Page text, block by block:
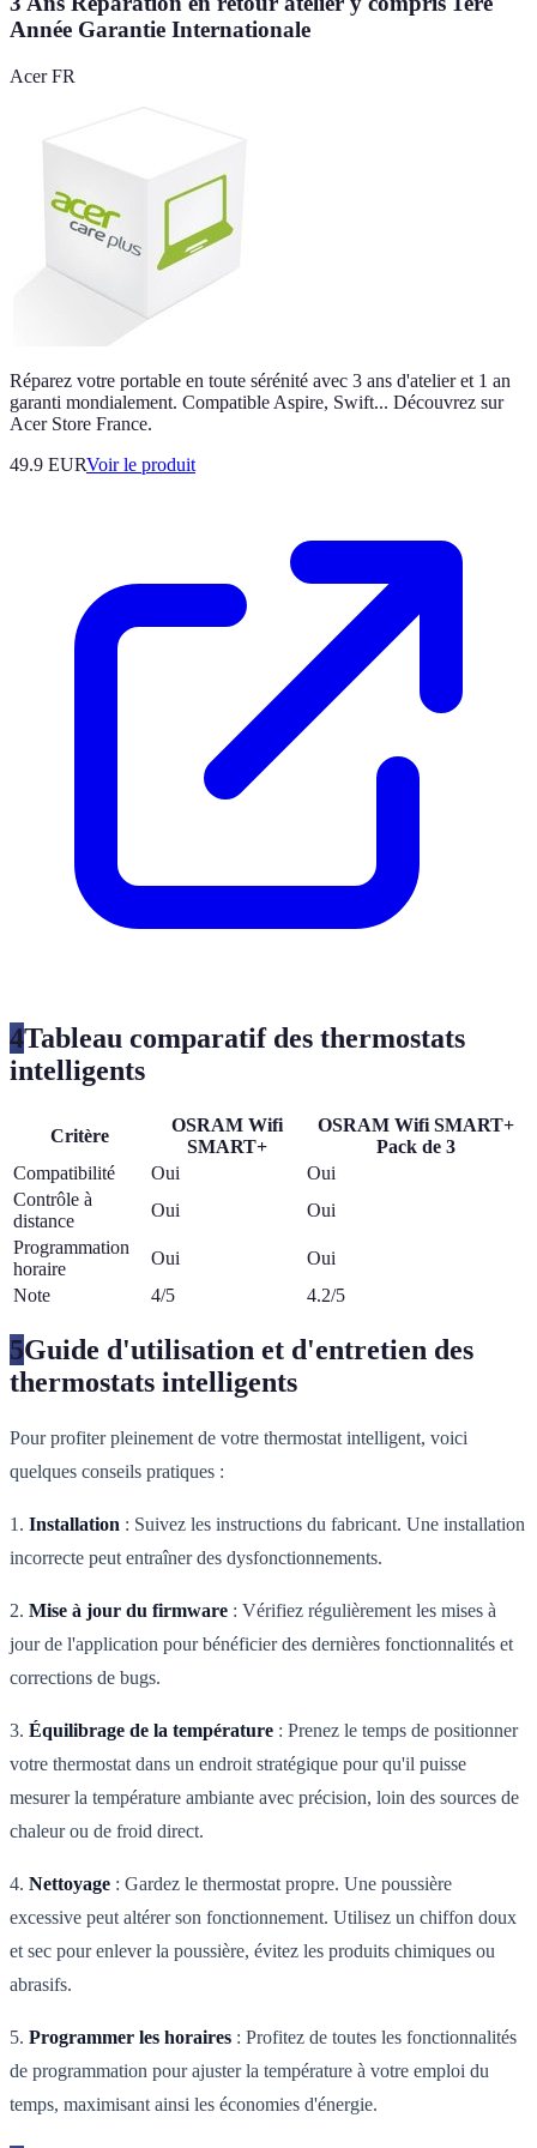
Année Garantie Internationale
Acer FR
Réparez votre portable en toute sérénité avec 3 ans d'atelier et 1 an
garanti mondialement. Compatible Aspire, Swift... Découvrez sur
Acer Store France.
49.9 EURVoir le produit
4Tableau comparatif des thermostats
intelligents
Critère
OSRAM Wifi
SMART+
OSRAM Wifi SMART+
Pack de 3
Compatibilité
Oui
Oui
Contrôle à
distance
Oui
Oui
Programmation
horaire
Oui
Oui
Note
4/5 4.2/5
5Guide d'utilisation et d'entretien des
thermostats intelligents
Pour profiter pleinement de votre thermostat intelligent, voici
quelques conseils pratiques :
1. Installation : Suivez les instructions du fabricant. Une installation
incorrecte peut entraîner des dysfonctionnements.
2. Mise à jour du firmware : Vérifiez régulièrement les mises à
jour de l'application pour bénéficier des dernières fonctionnalités et
corrections de bugs.
3. Équilibrage de la température : Prenez le temps de positionner
votre thermostat dans un endroit stratégique pour qu'il puisse
mesurer la température ambiante avec précision, loin des sources de
chaleur ou de froid direct.
4. Nettoyage : Gardez le thermostat propre. Une poussière
excessive peut altérer son fonctionnement. Utilisez un chiffon doux
et sec pour enlever la poussière, évitez les produits chimiques ou
abrasifs.
5. Programmer les horaires : Profitez de toutes les fonctionnalités
de programmation pour ajuster la température à votre emploi du
temps, maximisant ainsi les économies d'énergie.